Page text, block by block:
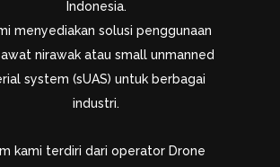
Indonesia.
menyediakan solusi penggunaan
nirawak atau small unmanned
system (sUAS) untuk berbagai
industri.
kami terdiri dari operator Drone